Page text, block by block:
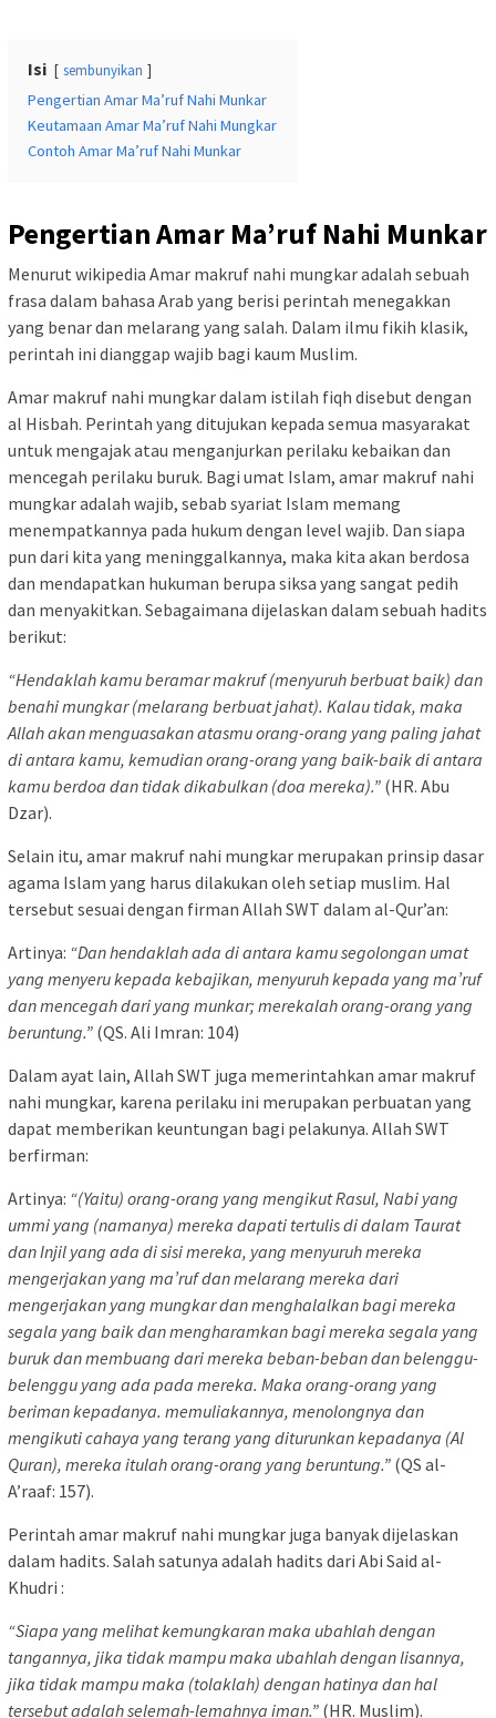
Isi sembunyikan
Pengertian Amar Ma’ruf Nahi Munkar
Keutamaan Amar Ma’ruf Nahi Mungkar
Contoh Amar Ma’ruf Nahi Munkar
Pengertian Amar Ma’ruf Nahi Munkar
Menurut wikipedia Amar makruf nahi mungkar adalah sebuah
frasa dalam bahasa Arab yang berisi perintah menegakkan
yang benar dan melarang yang salah. Dalam ilmu fikih klasik,
perintah ini dianggap wajib bagi kaum Muslim.
Amar makruf nahi mungkar dalam istilah fiqh disebut dengan
al Hisbah. Perintah yang ditujukan kepada semua masyarakat
untuk mengajak atau menganjurkan perilaku kebaikan dan
mencegah perilaku buruk. Bagi umat Islam, amar makruf nahi
mungkar adalah wajib, sebab syariat Islam memang
menempatkannya pada hukum dengan level wajib. Dan siapa
pun dari kita yang meninggalkannya, maka kita akan berdosa
dan mendapatkan hukuman berupa siksa yang sangat pedih
dan menyakitkan. Sebagaimana dijelaskan dalam sebuah hadits
berikut:
“Hendaklah kamu beramar makruf (menyuruh berbuat baik) dan
benahi mungkar (melarang berbuat jahat). Kalau tidak, maka
Allah akan menguasakan atasmu orang-orang yang paling jahat
di antara kamu, kemudian orang-orang yang baik-baik di antara
kamu berdoa dan tidak dikabulkan (doa mereka).” (HR. Abu
Dzar).
Selain itu, amar makruf nahi mungkar merupakan prinsip dasar
agama Islam yang harus dilakukan oleh setiap muslim. Hal
tersebut sesuai dengan firman Allah SWT dalam al-Qur’an:
Artinya: “Dan hendaklah ada di antara kamu segolongan umat
yang menyeru kepada kebajikan, menyuruh kepada yang ma’ruf
dan mencegah dari yang munkar; merekalah orang-orang yang
beruntung.” (QS. Ali Imran: 104)
Dalam ayat lain, Allah SWT juga memerintahkan amar makruf
nahi mungkar, karena perilaku ini merupakan perbuatan yang
dapat memberikan keuntungan bagi pelakunya. Allah SWT
berfirman:
Artinya: “(Yaitu) orang-orang yang mengikut Rasul, Nabi yang
ummi yang (namanya) mereka dapati tertulis di dalam Taurat
dan Injil yang ada di sisi mereka, yang menyuruh mereka
mengerjakan yang ma’ruf dan melarang mereka dari
mengerjakan yang mungkar dan menghalalkan bagi mereka
segala yang baik dan mengharamkan bagi mereka segala yang
buruk dan membuang dari mereka beban-beban dan belenggu-
belenggu yang ada pada mereka. Maka orang-orang yang
beriman kepadanya. memuliakannya, menolongnya dan
mengikuti cahaya yang terang yang diturunkan kepadanya (Al
Quran), mereka itulah orang-orang yang beruntung.” (QS al-
A’raaf: 157).
Perintah amar makruf nahi mungkar juga banyak dijelaskan
dalam hadits. Salah satunya adalah hadits dari Abi Said al-
Khudri :
“Siapa yang melihat kemungkaran maka ubahlah dengan
tangannya, jika tidak mampu maka ubahlah dengan lisannya,
jika tidak mampu maka (tolaklah) dengan hatinya dan hal
tersebut adalah selemah-lemahnya iman.” (HR. Muslim).